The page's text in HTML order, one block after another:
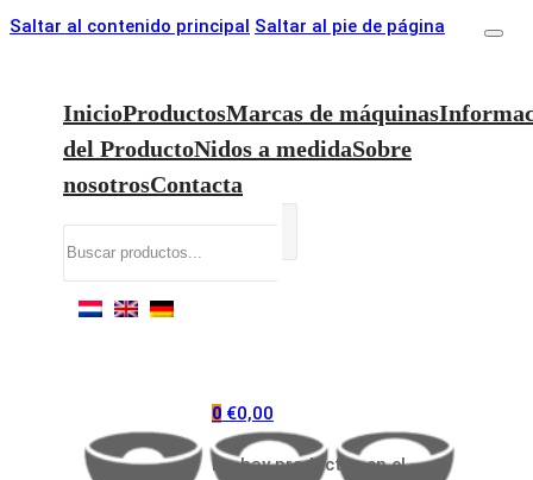
Saltar al contenido principal Saltar al pie de página
InicioProductosMarcas de máquinas
del ProductoNidos a medidaSobre
nosotrosContacta
0 €0,00
No hay productos en el